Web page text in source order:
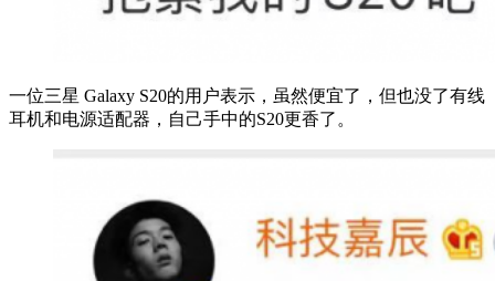
一位三星 Galaxy S20的用户表示，虽然便宜了，但也没了有线
耳机和电源适配器，自己手中的S20更香了。